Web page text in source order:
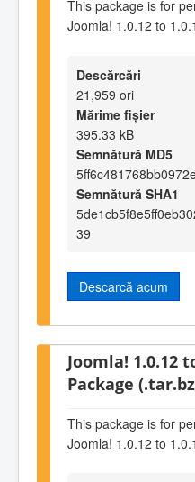
This package is for
Joomla! 1.0.12 to
Descărcări
21,959 ori
Mărime fișier
395.33 kB
Semnătură MD5
Semnătură SHA1
39
Descarcă acum
Joomla! 1.0.12
Package
This package is for
Joomla! 1.0.12 to